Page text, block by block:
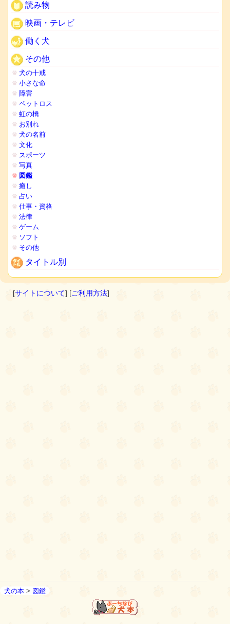
読み物
映画・テレビ
働く犬
その他
犬の十戒
小さな命
障害
ペットロス
虹の橋
お別れ
犬の名前
文化
スポーツ
写真
図鑑
癒し
占い
仕事・資格
法律
ゲーム
ソフト
その他
タイトル別
[サイトについて] [ご利用方法]
犬の本 > 図鑑